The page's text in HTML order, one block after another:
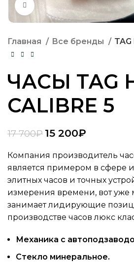
Нажмите, чтобы увеличить
Главная Все бренды
ЧАСЫ TAG
CALIBRE 5
17 700₽ 15 200₽
Компания производитель
является примером в сфере
элитных часов и точных
измерения времени, вот уже
занимает лидирующие
производстве часов люкс
Механика с
Стекло минеральное.